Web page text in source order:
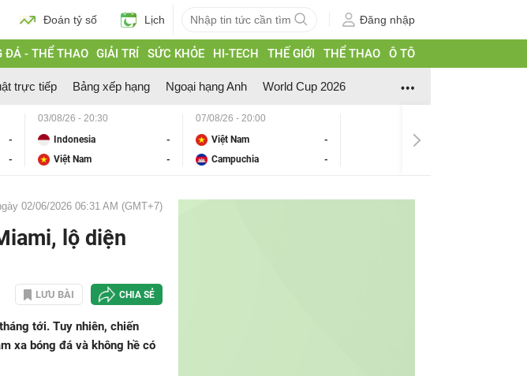
Đoán tỷ số Lịch Đăng nhập
ĐÁ - THỂ THAO GIẢI TRÍ SỨC KHỎE HI-TECH THẾ GIỚI THỂ THAO Ô TÔ
trực tiếp Bảng xếp hạng Ngoại hạng Anh World Cup 2026
-
-
03/08/26 - 20:30
Indonesia
-
Việt Nam
-
07/08/26 - 20:00
Việt Nam
-
Campuchia
-
02/06/2026 06:31 AM (GMT+7)
lộ diện
LƯU BÀI CHIA SẺ
tới. Tuy nhiên, chiến
xa bóng đá và không hề có